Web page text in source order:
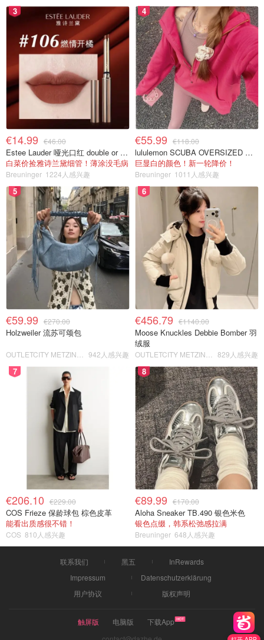
3
€14.99 €46.00
Estee Lauder 哑光口红 double or nothing色号
白菜价捡雅诗兰黛细管！薄涂没毛病
Breuninger 1224人感兴趣
4
€55.99 €118.00
lululemon SCUBA OVERSIZED 半拉链卫衣 紫红色
巨显白的颜色！新一轮降价！
Breuninger 1011人感兴趣
5
€59.99 €270.00
Holzweiler 流苏可颂包
OUTLETCITY METZINGEN 942人感兴趣
6
€456.79 €1140.00
Moose Knuckles Debbie Bomber 羽
绒服
OUTLETCITY METZINGEN 829人感兴趣
7
€206.10 €229.00
COS Frieze 保龄球包 棕色皮革
能看出质感很不错！
COS 810人感兴趣
8
€89.99 €170.00
Aloha Sneaker TB.490 银色米色
银色点缀，韩系松弛感拉满
Breuninger 648人感兴趣
联系我们 黑五
InRewards
Impressum
Datenschutzerklärung
用户协议
版权声明
触屏版 电脑版
下载App